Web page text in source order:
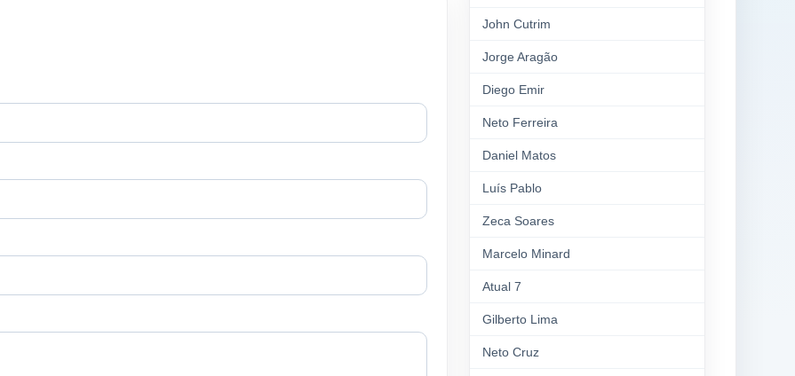
John Cutrim
Jorge Aragão
Diego Emir
Neto Ferreira
Daniel Matos
Luís Pablo
Zeca Soares
Marcelo Minard
Atual 7
Gilberto Lima
Neto Cruz